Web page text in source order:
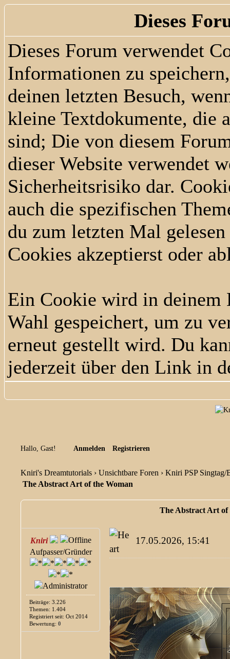
Dieses
Dieses Forum verwendet
Informationen zu
deinen letzten Besuch,
kleine Textdokumente, die
sind; Die von diesem
dieser Website verwendet
Sicherheitsrisiko dar.
auch die spezifischen
du zum letzten Mal
Cookies akzeptierst oder
Ein Cookie wird in deinem
Wahl gespeichert, um zu
erneut gestellt wird. Du
jederzeit über den Link in
Hallo, Gast! Anmelden Registrieren
Kniri's Dreamtutorials › Unsichtbare Foren › Kniri PSP Singtag/
The Abstract Art of the Woman
The Abstract Art of
Kniri
Aufpasser/Gründer
Beiträge: 3.226
Themen: 1.404
Registriert seit: Oct 2014
Bewertung: 0
17.05.2026, 15:41